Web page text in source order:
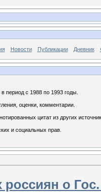
Новости Публикации Дневник
период с 1988 по 1993 годы.
оценки, комментарии.
цитат из других
и социальных прав.
о